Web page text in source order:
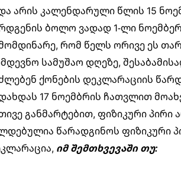
არის კალენდარული წლის 15
ბოლო ვადად 1-ლი
რომ წელს ორივე ეს
სამუშაო დღეზე,
ქონების დეკლარაციის
17 ნოემბრის ჩათვლით
განმარტებით, ფიზიკური პირი
წარადგინოს ფიზიკური
იმ შემთხვევაში თუ: